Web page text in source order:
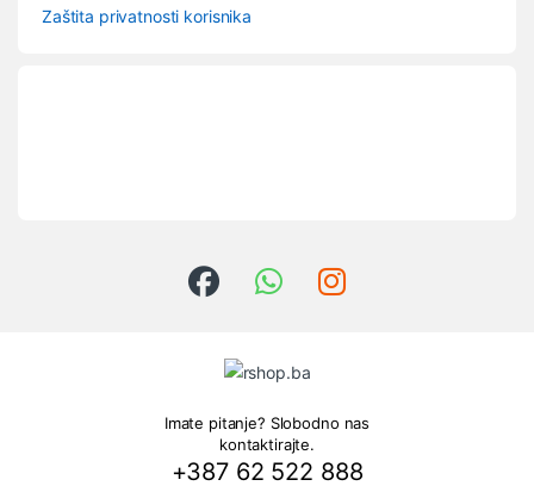
Zaštita privatnosti korisnika
Imate pitanje? Slobodno nas
kontaktirajte.
+387 62 522 888